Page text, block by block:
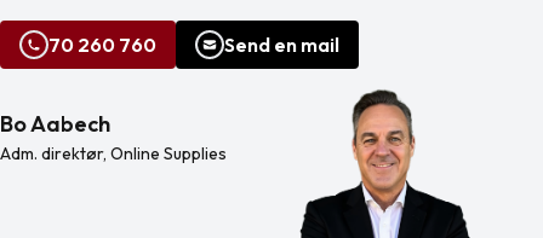
70 260 760 Send en mail
Bo Aabech
Adm. direktør, Online Supplies